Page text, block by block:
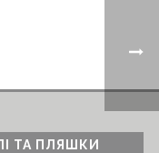
ТА ПЛЯШКИ